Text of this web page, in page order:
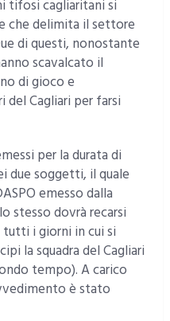
tifosi cagliaritani si
che delimita il settore
di questi, nonostante
scavalcato il
di gioco e
del Cagliari per farsi
per la durata di
due soggetti, il quale
emesso dalla
stesso dovrà recarsi
tutti i giorni in cui si
la squadra del Cagliari
tempo). A carico
è stato